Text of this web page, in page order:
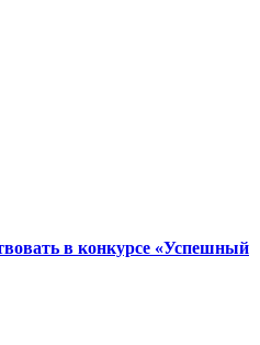
в конкурсе «Успешный